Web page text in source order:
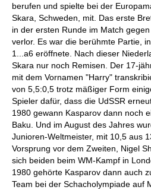
berufen und spielte bei der
Skara, Schweden, mit. Das erste
in der ersten Runde im Match
verlor. Es war die berühmte Partie,
1...a6 eröffnete. Nach dieser
Skara nur noch Remisen. Der 17-
mit dem Vornamen "Harry"
von 5,5:0,5 trotz mäßiger Form
Spieler dafür, dass die UdSSR
1980 gewann Kasparov dann noch
Baku. Und im August des Jahres
Junioren-Weltmeister, mit 10,5 aus
Vorsprung vor dem Zweiten, Nigel
sich beiden beim WM-Kampf in
1980 gehörte Kasparov dann auch
Team bei der Schacholympiade auf